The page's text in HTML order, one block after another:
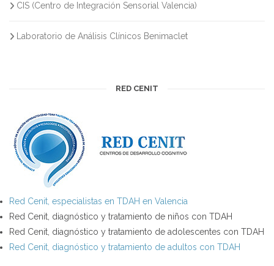
CIS (Centro de Integración Sensorial Valencia)
Laboratorio de Análisis Clínicos Benimaclet
RED CENIT
Red Cenit, especialistas en TDAH en Valencia
Red Cenit, diagnóstico y tratamiento de niños con TDAH
Red Cenit, diagnóstico y tratamiento de adolescentes con TDAH
Red Cenit, diagnóstico y tratamiento de adultos con TDAH